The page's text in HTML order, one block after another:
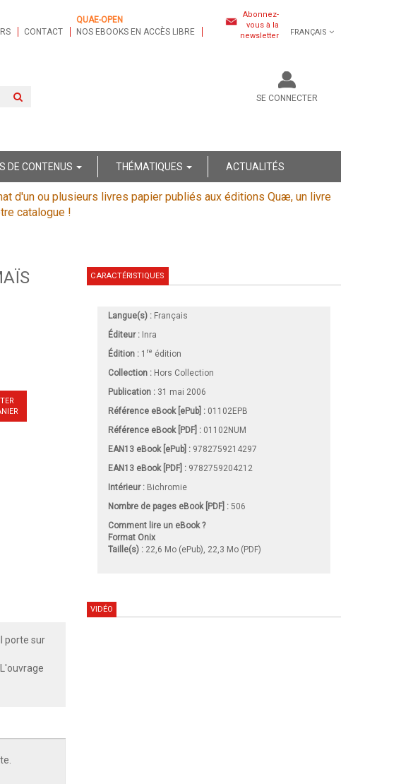
CONTACT
QUAE-OPEN
NOS EBOOKS EN ACCÈS LIBRE
Abonnez-
vous à la
newsletter
FRANÇAIS
SE CONNECTER
DE CONTENUS THÉMATIQUES ACTUALITÉS
d'un ou plusieurs livres papier publiés aux éditions Quæ, un livre
catalogue !
porte sur
CARACTÉRISTIQUES
Langue(s) : Français
Éditeur : Inra
Édition : 1 re édition
Collection : Hors Collection
Publication : 31 mai 2006
Référence eBook [ePub] : 01102EPB
Référence eBook [PDF] : 01102NUM
EAN13 eBook [ePub] : 9782759214297
EAN13 eBook [PDF] : 9782759204212
Intérieur : Bichromie
Nombre de pages eBook [PDF] : 506
Comment lire un eBook ?
Format Onix
Taille(s) : 22,6 Mo (ePub), 22,3 Mo (PDF)
VIDÉO